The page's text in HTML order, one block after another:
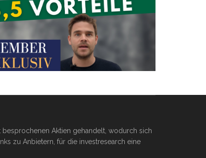
Aktien gehandelt, wodurch sich
zu Anbietern, für die investresearch eine